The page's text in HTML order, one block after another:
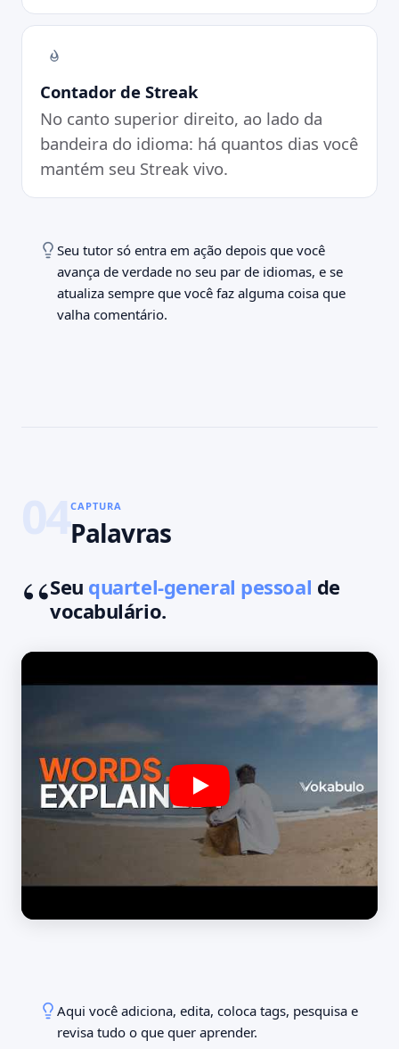
Contador de Streak
No canto superior direito, ao lado da
bandeira do idioma: há quantos dias você
mantém seu Streak vivo.
Seu tutor só entra em ação depois que você
avança de verdade no seu par de idiomas, e se
atualiza sempre que você faz alguma coisa que
valha comentário.
CAPTURA
Palavras
Seu quartel-general pessoal de
vocabulário.
Aqui você adiciona, edita, coloca tags, pesquisa e
revisa tudo o que quer aprender.